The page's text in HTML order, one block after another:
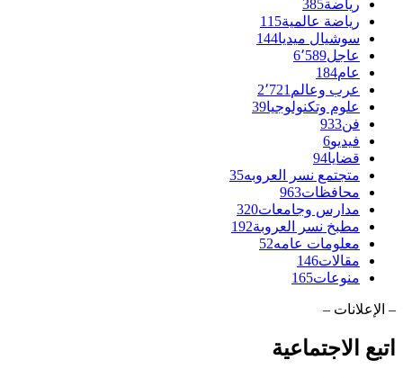
رياضة385
رياضة عالمية115
سوشيال ميديا144
عاجل6٬589
عام184
عرب وعالم 2٬721
علوم وتكنولوجيا39
فن933
فيديو6
قضايا94
متجتمع نسر العروبه35
محافظات963
مدارس وجامعات320
مطبخ نسر العروبة192
معلومات عامه52
مقالات146
منوعات165
– الإعلانات –
اتبع الاجتماعية